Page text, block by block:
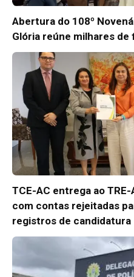
Abertura do 108º
Glória reúne milhares
TCE-AC entrega ao
com contas rejeitadas
registros de candidatura